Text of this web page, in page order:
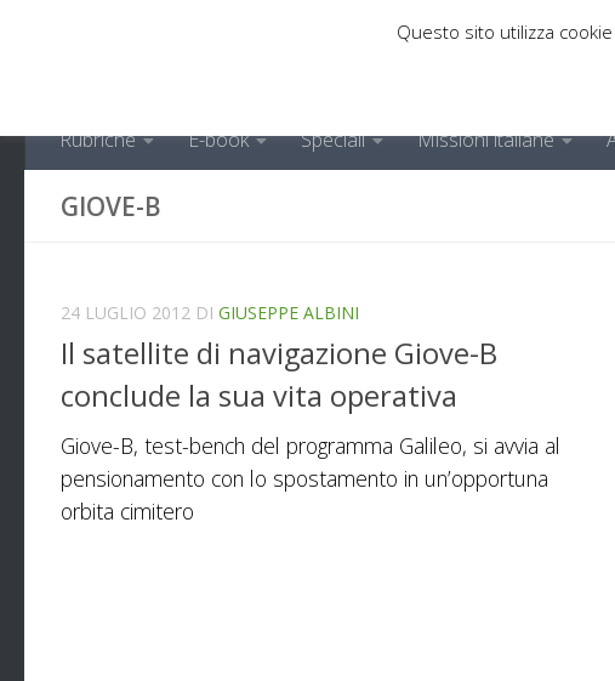
Rubriche E-book Speciali Missioni italiane
GIOVE-B
24 LUGLIO 2012 DI GIUSEPPE ALBINI
Il satellite di navigazione Giove-B
conclude la sua vita operativa
Giove-B, test-bench del programma Galileo, si avvia al
pensionamento con lo spostamento in un’opportuna
orbita cimitero
Questo sito utilizza